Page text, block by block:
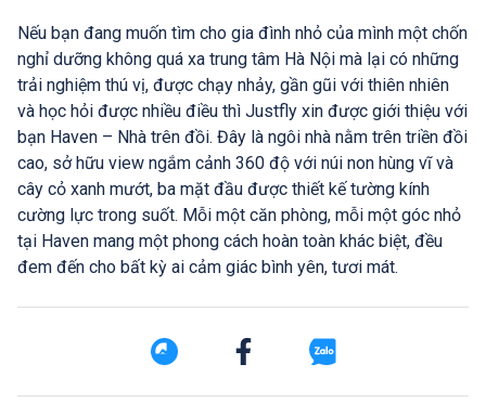
Nếu bạn đang muốn tìm cho gia đình nhỏ của mình một chốn
nghỉ dưỡng không quá xa trung tâm Hà Nội mà lại có những
trải nghiệm thú vị, được chạy nhảy, gần gũi với thiên nhiên
và học hỏi được nhiều điều thì Justfly xin được giới thiệu với
bạn Haven – Nhà trên đồi. Đây là ngôi nhà nằm trên triền đồi
cao, sở hữu view ngắm cảnh 360 độ với núi non hùng vĩ và
cây cỏ xanh mướt, ba mặt đầu được thiết kế tường kính
cường lực trong suốt. Mỗi một căn phòng, mỗi một góc nhỏ
tại Haven mang một phong cách hoàn toàn khác biệt, đều
đem đến cho bất kỳ ai cảm giác bình yên, tươi mát.